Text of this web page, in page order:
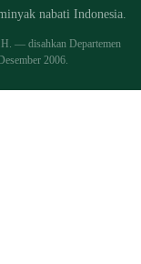
nabati Indonesia.
— disahkan Departemen
2006.